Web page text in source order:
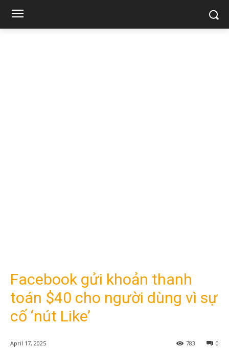
Facebook gửi khoản thanh
toán $40 cho người dùng vì sự
cố ‘nút Like’
April 17, 2025 0
783